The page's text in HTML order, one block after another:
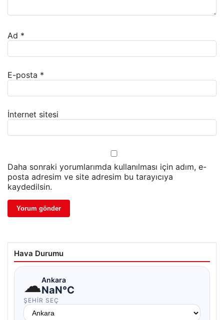
Ad *
E-posta *
İnternet sitesi
Daha sonraki yorumlarımda kullanılması için adım, e-
posta adresim ve site adresim bu tarayıcıya
kaydedilsin.
Hava Durumu
☁Ankara
NaN°C
ŞEHIR SEÇ